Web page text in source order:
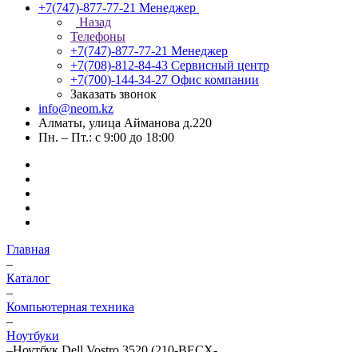
+7(747)-877-77-21 Менеджер
Назад
Телефоны
+7(747)-877-77-21 Менеджер
+7(708)-812-84-43 Сервисный центр
+7(700)-144-34-27 Офис компании
Заказать звонок
info@neom.kz
Алматы, улица Айманова д.220
Пн. – Пт.: с 9:00 до 18:00
Главная
–
Каталог
–
Компьютерная техника
–
Ноутбуки